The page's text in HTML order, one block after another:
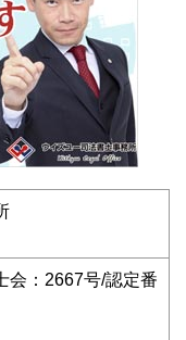
：2667号/認定番